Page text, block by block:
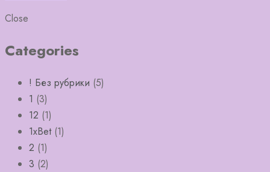
Close
Categories
! Без рубрики (5)
1 (3)
12 (1)
1xBet(1)
2 (1)
3 (2)